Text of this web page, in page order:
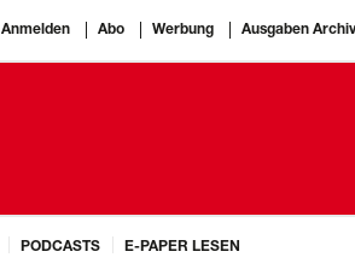
Anmelden Abo Werbung Ausgaben Archiv
PODCASTS E-PAPER LESEN